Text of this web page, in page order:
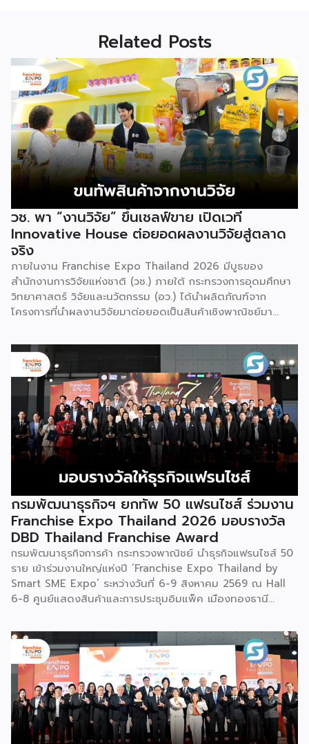
Related Posts
วช. พา “งานวิจัย” ขึ้นเชลฟ์ขาย เปิดเวที
Innovative House ต่อยอดผลงานวิจัยสู่ตลาด
จริง
ภายในงาน Franchise Expo Thailand 2026 มีบูธของ
สำนักงานการวิจัยแห่งชาติ (วช.) ภายใต้ กระทรวงการอุดมศึกษา
วิทยาศาสตร์ วิจัยและนวัตกรรม (อว.) ได้นำผลิตภัณฑ์จาก
โครงการที่นำผลงานวิจัยมาต่อยอดเป็นสินค้าเชิงพาณิชย์มา
มีภารกิจหลัก คือการให้ทุนวิจัย ดูแลเรื่องการวิจัยในภาพรวม รวม
ถึงการให้รางวัล และสนับสนุนนักวิจัย ตั้งแต่ระดับเยาวชนไปจนถึง
นักวิจัยอาวุโส แน่นอนว่านี่เป็นหน่วยงานผู้อยู่เบื้องหลังงานวิจัย
ไทยตั้งแต่ต้นน้ำยันปลายน้ำ กิจกรรมที่นำมาจัดแสดงในบูธ
ครั้งนี้เป็นส่วนหนึ่งของทุนที่ วช. สนับสนุนภายใต้ชุดโครงการ
Innovative House ซึ่งมีเป้าหมายชัดเจน คือการแนะแนวและ
สนับสนุนให้ผู้ประกอบการนำนวัตกรรมที่ต่อยอดมาจากงานวิจัย
ไปพัฒนาต่อจนสามารถขายได้จริงในเชิงพาณิชย์ ไม่ใช่แค่งาน
วิจัยที่อยู่ในห้องแล็บ โดยสินค้าที่นำมาโชว์ในบูธจึงเป็นผลิตภัณฑ์
ที่ “พร้อมขาย” แล้วจริงๆ บางแบรนด์ขายออนไลน์ บางแบรนด์
ขายเฉพาะหน้าร้าน นอกจากนี้ ยังมีการสาธิตนำผลิตภัณฑ์ไป
แปรรูปเป็นเมนูอาหาร-เครื่องดื่มให้ผู้ร่วมงานเห็นวิธีใช้งานจริง
โดยนำ ‘น้ำผึ้ง’ ที่ไม่ได้นำมาวางขายแบบเดิม ๆ แต่แปรรูปเป็น
เครื่องดื่มสเลอปี้ให้ผู้ร่วมงานได้ชิมสดๆ หน้าบูธ เพื่อดึงดูดและ
สร้างประสบการณ์ให้คนในงานได้ทดลองสัมผัสสินค้าจริง และหาก
ใครสนใจก็สามารถซื้อ หัวเชื้อ กลับไปทำเครื่องดื่มต่อเองที่บ้านได้
เช่นกัน […]
กรมพัฒนาธุรกิจฯ ยกทัพ 50 แฟรนไชส์ ร่วมงาน
Franchise Expo Thailand 2026 มอบรางวัล
DBD Thailand Franchise Award
กรมพัฒนาธุรกิจการค้า กระทรวงพาณิชย์ นำธุรกิจแฟรนไชส์ 50
ราย เข้าร่วมงานใหญ่แห่งปี ‘Franchise Expo Thailand by
Smart SME Expo’ ระหว่างวันที่ 6-9 สิงหาคม 2569 ณ Hall
6-8 ศูนย์แสดงสินค้าและการประชุมอิมแพ็ค เมืองทองธานี
2026 ให้แก่ผู้ประกอบธุรกิจแฟรนไชส์ที่อยู่ในการส่งเสริมสนับสนุน
ของกรมฯ นายพูนพงษ์ นัยนาภากรณ์ อธิบดีกรมพัฒนาธุรกิจ
การค้า กระทรวงพาณิชย์ เปิดเผยภายหลังเป็นประธานเปิดงาน
“งานแฟรนไชส์ เอ็กซ์โป ไทยแลนด์ บาย สมาร์ท เอสเอ็มอี เอ็กซ์
โป (Franchise Expo Thailand by Smart SME Expo)” ซึ่ง
เป็นงานแสดงธุรกิจแฟรนไชส์ชั้นนำที่จัดขึ้นโดย บริษัท พีเอ็มจี
คอร์ปอเรชัน จำกัด เพื่อยกระดับศักยภาพของผู้ประกอบการและ
เจ้าของธุรกิจที่ต้องการขยายกิจการผ่านระบบแฟรนไชส์ […]